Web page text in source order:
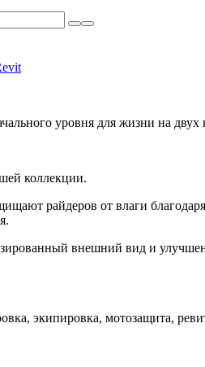
уровня для жизни на двух
коллекции.
райдеров от влаги
внешний вид и
экипировка, мотозащита,